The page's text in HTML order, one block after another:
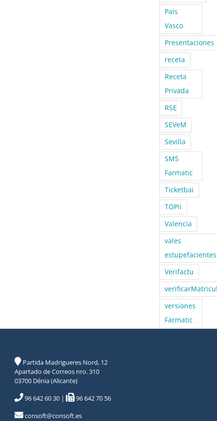
País
Vasco
Presentaciones
receta
Receta
Privada
RSE
SEVeM
Sevilla
SMS
Farmatic
Ticketbai
TOPii
Valencia
vales
estupefacientes
Verifactu
versiones
Farmatic
Partida Madrigueres Nord, 12
Apartado de Correos nro. 310
03700 Dénia (Alicante)
96 642 60 30 |
96 642 70 56
consoft@consoft.es